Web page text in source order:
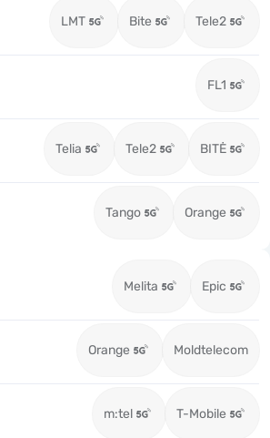
LMT Bite Tele2
FL1
Telia Tele2 BITĖ
Tango Orange
Melita Epic
Orange Moldtelecom
m:tel T-Mobile